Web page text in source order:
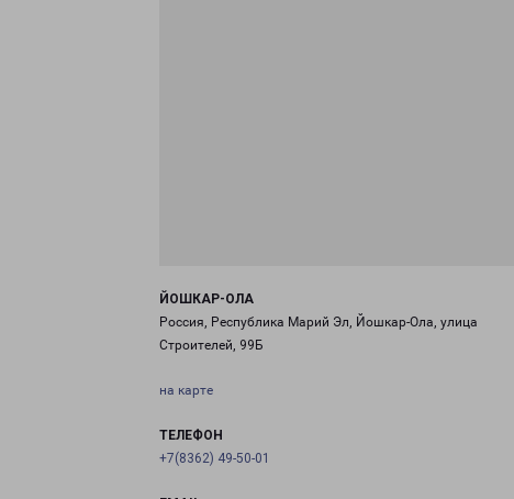
ЙОШКАР-ОЛА
Россия, Республика Марий Эл, Йошкар-Ола, улица
Строителей, 99Б
на карте
ТЕЛЕФОН
+7(8362) 49-50-01